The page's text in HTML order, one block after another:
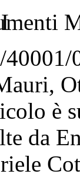
40001/
è
da